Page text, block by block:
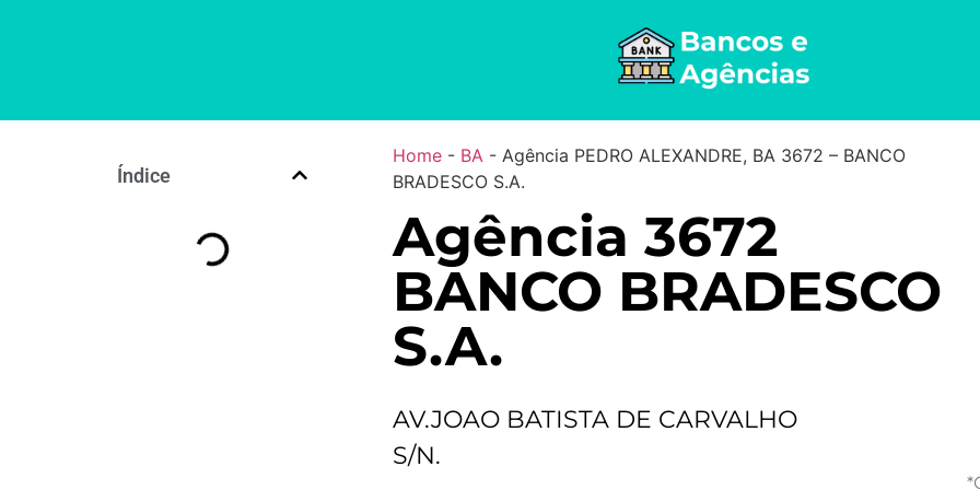
Índice
Home- BA - Agência PEDRO ALEXANDRE, BA 3672 – BANCO
BRADESCO S.A.
Agência 3672
BANCO BRADESCO
S.A.
AV.JOAO BATISTA DE CARVALHO
S/N.